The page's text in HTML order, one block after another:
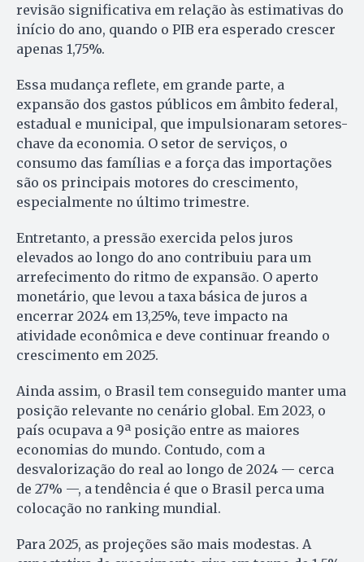
revisão significativa em relação às estimativas do
início do ano, quando o PIB era esperado crescer
apenas 1,75%.
Essa mudança reflete, em grande parte, a
expansão dos gastos públicos em âmbito federal,
estadual e municipal, que impulsionaram setores-
chave da economia. O setor de serviços, o
consumo das famílias e a força das importações
são os principais motores do crescimento,
especialmente no último trimestre.
Entretanto, a pressão exercida pelos juros
elevados ao longo do ano contribuiu para um
arrefecimento do ritmo de expansão. O aperto
monetário, que levou a taxa básica de juros a
encerrar 2024 em 13,25%, teve impacto na
atividade econômica e deve continuar freando o
crescimento em 2025.
Ainda assim, o Brasil tem conseguido manter uma
posição relevante no cenário global. Em 2023, o
país ocupava a 9ª posição entre as maiores
economias do mundo. Contudo, com a
desvalorização do real ao longo de 2024 — cerca
de 27% —, a tendência é que o Brasil perca uma
colocação no ranking mundial.
Para 2025, as projeções são mais modestas. A